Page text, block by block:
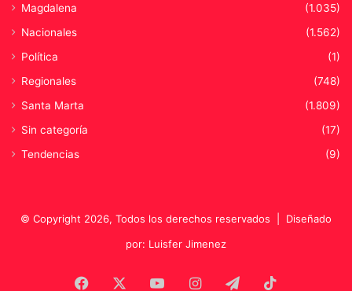
Magdalena
(1.035)
Nacionales
(1.562)
Política
(1)
Regionales
(748)
Santa Marta
(1.809)
Sin categoría
(17)
Tendencias
(9)
© Copyright 2026, Todos los derechos reservados | Diseñado
por: Luisfer Jimenez
Facebook YouTubeInstagramTelegram